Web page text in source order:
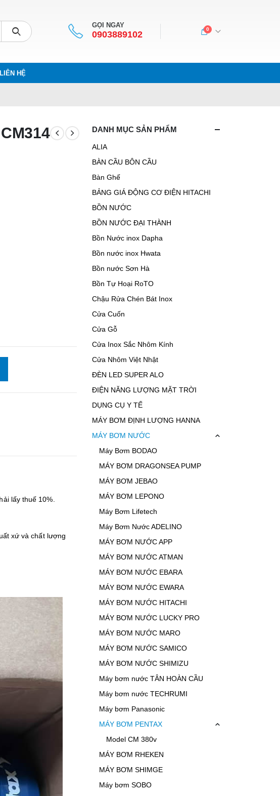
GỌI NGAY
0903889102
0
LIÊN HỆ
lấy thuế 10%.
xứ và chất lượng
DANH MỤC SẢN PHẨM
ALIA
BÀN CẦU BÔN CẦU
Bàn Ghế
BẢNG GIÁ ĐỘNG CƠ ĐIỆN HITACHI
BỒN NƯỚC
BỒN NƯỚC ĐẠI THÀNH
Bồn Nước inox Dapha
Bồn nước inox Hwata
Bồn nước Sơn Hà
Bồn Tự Hoại RoTO
Chậu Rửa Chén Bát Inox
Cửa Cuốn
Cửa Gỗ
Cửa Inox Sắc Nhôm Kính
Cửa Nhôm Việt Nhật
ĐÈN LED SUPER ALO
ĐIỆN NĂNG LƯỢNG MẶT TRỜI
DỤNG CỤ Y TẾ
MÁY BƠM ĐỊNH LƯỢNG HANNA
MÁY BƠM NƯỚC
Máy Bơm BODAO
MÁY BƠM DRAGONSEA PUMP
MÁY BƠM JEBAO
MÁY BƠM LEPONO
Máy Bơm Lifetech
Máy Bơm Nước ADELINO
MÁY BƠM NƯỚC APP
MÁY BƠM NƯỚC ATMAN
MÁY BƠM NƯỚC EBARA
MÁY BƠM NƯỚC EWARA
MÁY BƠM NƯỚC HITACHI
MÁY BƠM NƯỚC LUCKY PRO
MÁY BƠM NƯỚC MARO
MÁY BƠM NƯỚC SAMICO
MÁY BƠM NƯỚC SHIMIZU
Máy bơm nước TÂN HOÀN CẦU
Máy bơm nước TECHRUMI
Máy bơm Panasonic
MÁY BƠM PENTAX
Model CM 380v
MÁY BƠM RHEKEN
MÁY BƠM SHIMGE
Máy bơm SOBO